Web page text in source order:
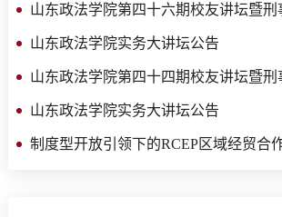
山东政法学院第四十六期校友讲坛暨刑
山东政法学院实务大讲坛公告
山东政法学院第四十四期校友讲坛暨刑
山东政法学院实务大讲坛公告
制度型开放引领下的RCEP区域经贸合